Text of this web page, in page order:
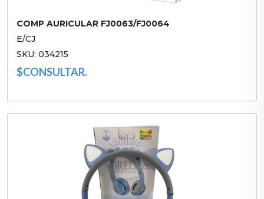
COMP AURICULAR FJ0063/FJ0064
E/CJ
SKU: 034215
$CONSULTAR.